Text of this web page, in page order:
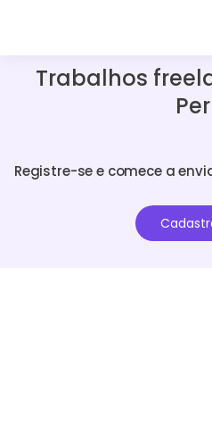
Trabalhos
Registre-se e comece a